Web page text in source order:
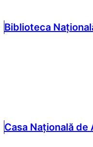
Biblioteca
Casa Națională